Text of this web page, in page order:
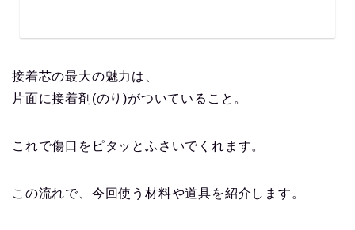
接着芯の最大の魅力は、
片面に接着剤(のり)がついていること。
これで傷口をピタッとふさいでくれます。
この流れで、今回使う材料や道具を紹介します。